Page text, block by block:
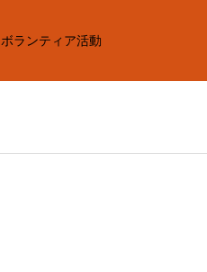
ボランティア活動